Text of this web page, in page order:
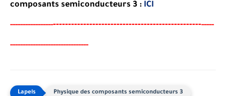
composants semiconducteurs 3 : ICI
-----------------------------------------------------------------------
-------------------------------
Physique des composants semiconducteurs 3